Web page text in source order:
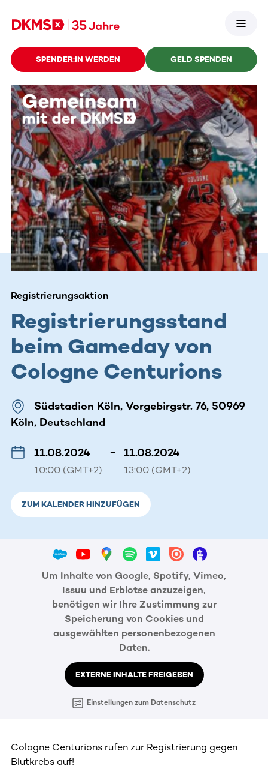
SPENDER:IN WERDEN GELD SPENDEN
Registrierungsaktion
Registrierungsstand
beim Gameday von
Cologne Centurions
Südstadion Köln, Vorgebirgstr. 76, 50969
Köln, Deutschland
11.08.2024
10:00 (GMT+2)
– 11.08.2024
13:00 (GMT+2)
ZUM KALENDER HINZUFÜGEN
Um Inhalte von Google, Spotify, Vimeo,
Issuu und Erblotse anzuzeigen,
benötigen wir Ihre Zustimmung zur
Speicherung von Cookies und
ausgewählten personenbezogenen
Daten.
EXTERNE INHALTE FREIGEBEN
Einstellungen zum Datenschutz
Cologne Centurions rufen zur Registrierung gegen
Blutkrebs auf!